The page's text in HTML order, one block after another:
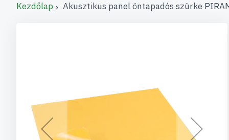
Kezdőlap Akusztikus panel öntapadós szürke